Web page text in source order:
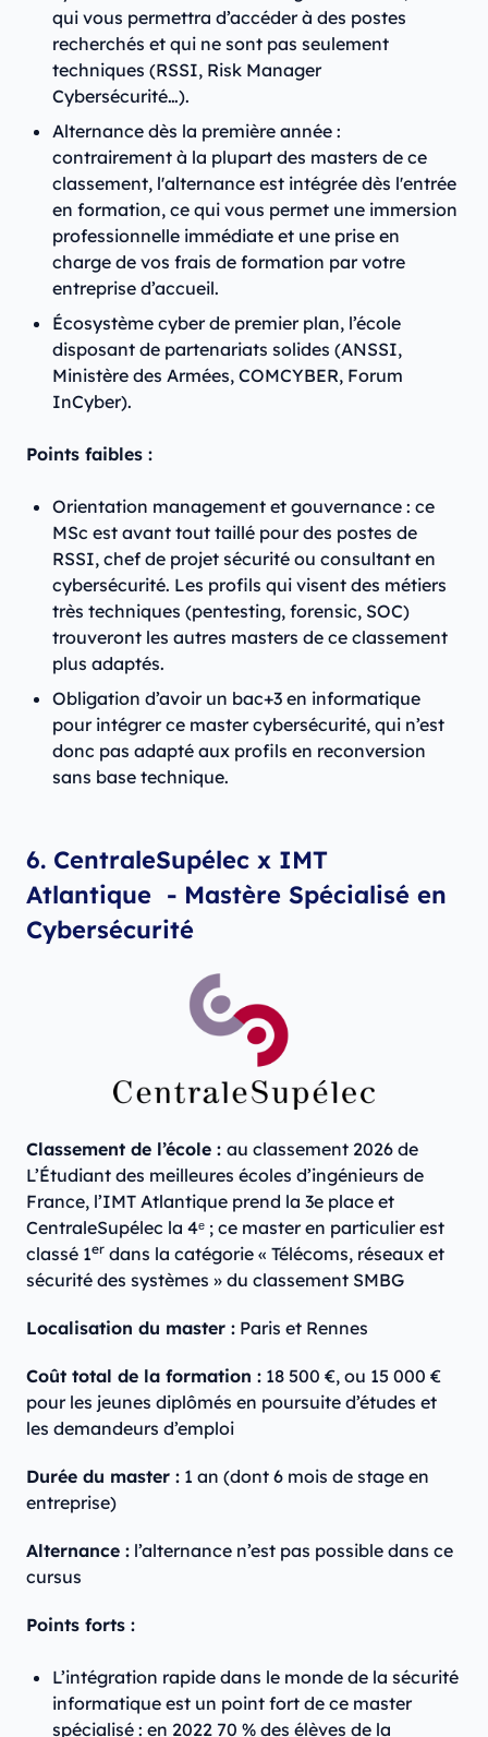
qui vous permettra d’accéder à des postes
recherchés et qui ne sont pas seulement
techniques (RSSI, Risk Manager
Cybersécurité…).
Alternance dès la première année :
contrairement à la plupart des masters de ce
classement, l'alternance est intégrée dès l'entrée
en formation, ce qui vous permet une immersion
professionnelle immédiate et une prise en
charge de vos frais de formation par votre
entreprise d’accueil.
Écosystème cyber de premier plan, l’école
disposant de partenariats solides (ANSSI,
Ministère des Armées, COMCYBER, Forum
InCyber).
Points faibles :
Orientation management et gouvernance : ce
MSc est avant tout taillé pour des postes de
RSSI, chef de projet sécurité ou consultant en
cybersécurité. Les profils qui visent des métiers
très techniques (pentesting, forensic, SOC)
trouveront les autres masters de ce classement
plus adaptés.
Obligation d’avoir un bac+3 en informatique
pour intégrer ce master cybersécurité, qui n’est
donc pas adapté aux profils en reconversion
sans base technique.
6. CentraleSupélec x IMT
Atlantique - Mastère Spécialisé en
Cybersécurité
Classement de l’école : au classement 2026 de
L’Étudiant des meilleures écoles d’ingénieurs de
France, l’IMT Atlantique prend la 3e place et
CentraleSupélec la 4ᵉ ; ce master en particulier est
classé 1er dans la catégorie « Télécoms, réseaux et
sécurité des systèmes » du classement SMBG
Localisation du master : Paris et Rennes
Coût total de la formation : 18 500 €, ou 15 000 €
pour les jeunes diplômés en poursuite d’études et
les demandeurs d’emploi
Durée du master : 1 an (dont 6 mois de stage en
entreprise)
Alternance : l’alternance n’est pas possible dans ce
cursus
Points forts :
L’intégration rapide dans le monde de la sécurité
informatique est un point fort de ce master
spécialisé : en 2022 70 % des élèves de la